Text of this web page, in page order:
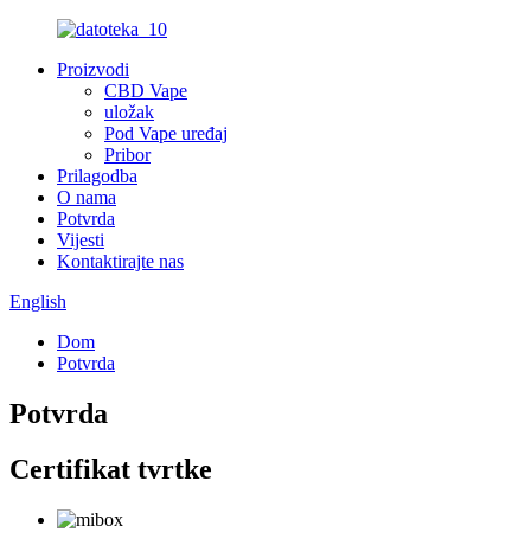
Proizvodi
CBD Vape
uložak
Pod Vape uređaj
Pribor
Prilagodba
O nama
Potvrda
Vijesti
Kontaktirajte nas
English
Dom
Potvrda
Potvrda
Certifikat tvrtke